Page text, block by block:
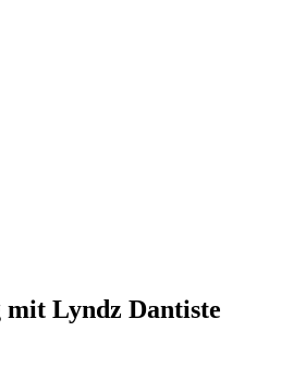
mit Lyndz Dantiste